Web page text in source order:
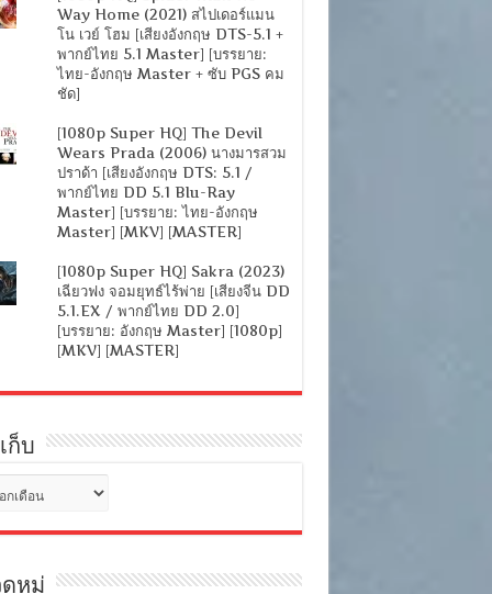
Way Home (2021) สไปเดอร์แมน
โน เวย์ โฮม [เสียงอังกฤษ DTS-5.1 +
พากย์ไทย 5.1 Master] [บรรยาย:
ไทย-อังกฤษ Master + ซับ PGS คม
ชัด]
[1080p Super HQ] The Devil
Wears Prada (2006) นางมารสวม
ปราด้า [เสียงอังกฤษ DTS: 5.1 /
พากย์ไทย DD 5.1 Blu-Ray
Master] [บรรยาย: ไทย-อังกฤษ
Master] [MKV] [MASTER]
[1080p Super HQ] Sakra (2023)
เฉียวฟง จอมยุทธ์ไร้พ่าย [เสียงจีน DD
5.1.EX / พากย์ไทย DD 2.0]
[บรรยาย: อังกฤษ Master] [1080p]
[MKV] [MASTER]
ก็บ
หมู่